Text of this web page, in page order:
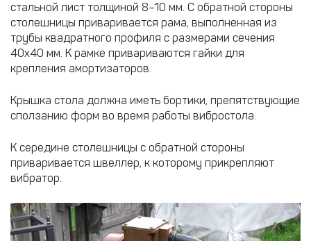
стальной лист толщиной 8–10 мм. С обратной стороны
столешницы приваривается рама, выполненная из
трубы квадратного профиля с размерами сечения
40х40 мм. К рамке привариваются гайки для
крепления амортизаторов.
Крышка стола должна иметь бортики, препятствующие
сползанию форм во время работы вибростола.
К середине столешницы с обратной стороны
приваривается швеллер, к которому прикрепляют
вибратор.